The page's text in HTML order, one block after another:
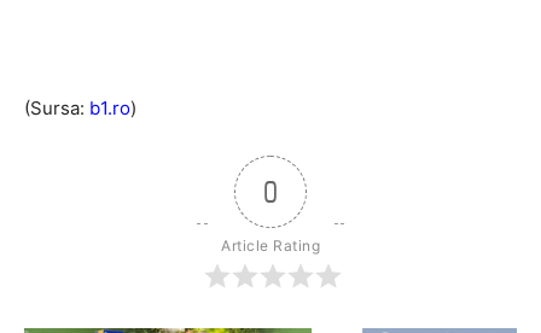
(Sursa: b1.ro)
0
Article Rating